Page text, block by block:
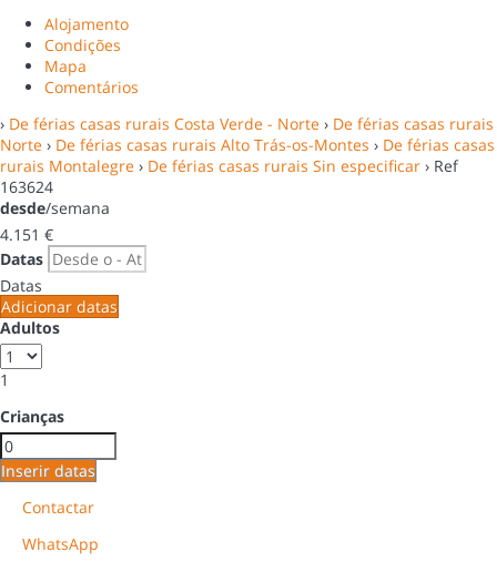
Alojamento
Condições
Mapa
Comentários
› De férias casas rurais Costa Verde - Norte › De férias casas rurais
Norte › De férias casas rurais Alto Trás-os-Montes › De férias casas
rurais Montalegre › De férias casas rurais Sin especificar › Ref
163624
desde/semana
4.151 €
Datas
Datas
Adicionar datas
Adultos
1
Crianças
Inserir datas
Contactar
WhatsApp